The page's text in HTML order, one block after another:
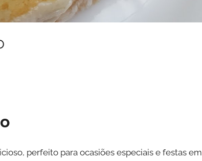
perfeito para ocasiões especiais e festas em